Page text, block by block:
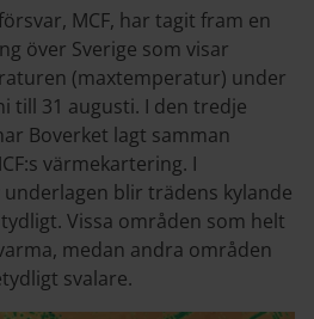
MCF, har tagit fram en
över Sverige som visar
(maxtemperatur) under
till 31 augusti. I den tredje
Boverket lagt samman
värmekartering. I
blir trädens kylande
Vissa områden som helt
medan andra områden
svalare.